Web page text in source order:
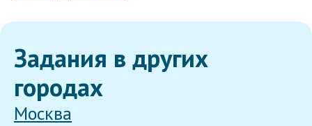
Задания в других
городах
Москва